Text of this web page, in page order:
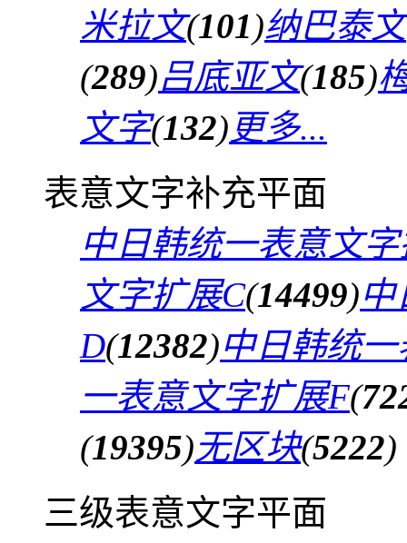
米拉文(101)纳巴泰文
(289)吕底亚文(185)
文字(132) 更多...
表意文字补充平面
中日韩统一表意文
文字扩展C(14499)
D(12382)中日韩统
一表意文字扩展F(
(19395)无区块(5222)
三级表意文字平面